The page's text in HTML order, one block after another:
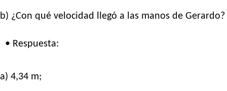
b) ¿Con qué velocidad llegó a las manos de Gerardo?
• Respuesta:
a) 4,34 m;